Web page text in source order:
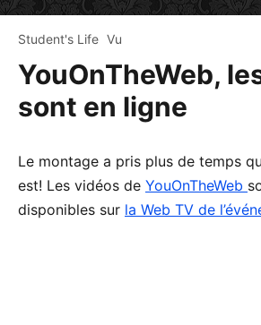
Student's Life Vu
YouOnTheWeb,
sont en ligne
Le montage a pris plus de temps
est! Les vidéos de YouOnTheWeb
disponibles sur la Web TV de